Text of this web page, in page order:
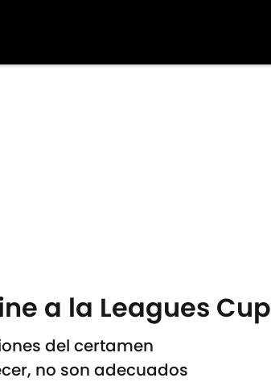
a la Leagues Cup
del certamen
no son adecuados